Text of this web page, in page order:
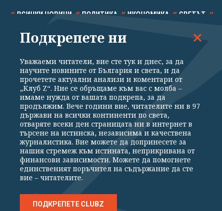
ВСИЧКИ НОВИНИ ПОЛИТИКА ИКОНОМИКА СВЕТЪТ
СПОРТ КУЛТУРА ТЕХНОЛОГИИ КАЛЕЙДОСКОП
Общи условия
Политика за поверителност
Реклама
Партньори Контакти
За Клуб Z
Екип
Подкрепете ни
Издател на www.clubz.bg е „Клуб Зебра Медия“ ЕООД, София, ул. "Алеко
Константинов" 3. Всички права запазени 2026 „Клуб Зебра Медия“
Препечатването на материали, снимки и видео от www.clubz.bg без
разрешение ще бъде преследвано по съдебен път, съгласно
ОБЩИТЕ УСЛОВИЯ
Подкрепете ни
Уважаеми читатели, вие сте тук и днес, за да
научите новините от България и света, и да
прочетете актуални анализи и коментари от
„Клуб Z“. Ние се обръщаме към вас с молба –
имаме нужда от вашата подкрепа, за да
продължим. Вече години вие, читателите ни в 97
държави на всички континенти по света,
отваряте всеки ден страницата ни в интернет в
търсене на истинска, независима и качествена
журналистика. Вие можете да допринесете за
нашия стремеж към истината, неприкривана от
финансови зависимости. Можете да помогнете
единственият поръчител на съдържание да сте
вие – читателите.
ПОДКРЕПЕТЕ CLUBZ